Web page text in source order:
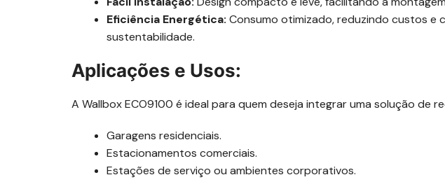
Eficiência Energética: Consumo otimizado, reduzindo custos e
sustentabilidade.
Aplicações e Usos:
A Wallbox ECO9100 é ideal para quem deseja integrar uma solução de
Garagens residenciais.
Estacionamentos comerciais.
Estações de serviço ou ambientes corporativos.